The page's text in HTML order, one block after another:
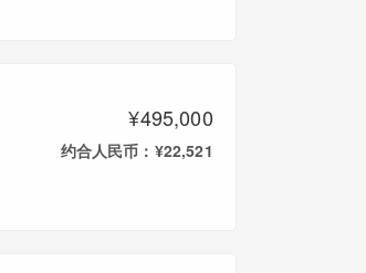
¥495,000
约合人民币：¥22,521